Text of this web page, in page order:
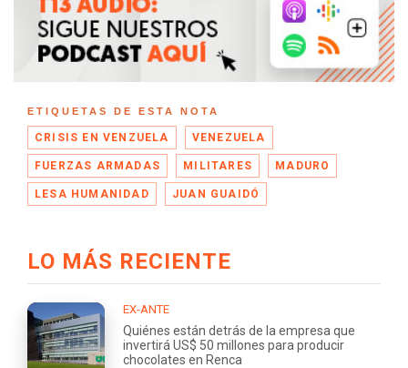
ETIQUETAS DE ESTA NOTA
CRISIS EN VENZUELA VENEZUELA
FUERZAS ARMADAS MILITARES MADURO
LESA HUMANIDAD JUAN GUAIDÓ
LO MÁS RECIENTE
EX-ANTE
Quiénes están detrás de la empresa que
invertirá US$ 50 millones para producir
chocolates en Renca